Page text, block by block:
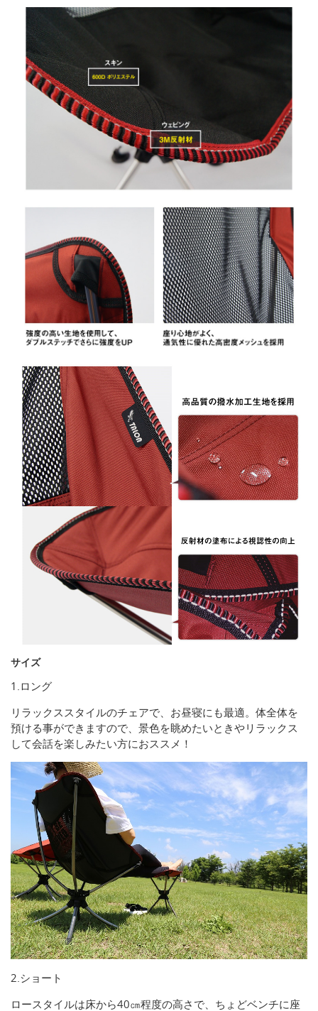
サイズ
1.ロング
リラックススタイルのチェアで、お昼寝にも最適。体全体を
預ける事ができますので、景色を眺めたいときやリラックス
して会話を楽しみたい方におススメ！
2.ショート
ロースタイルは床から40㎝程度の高さで、ちょどベンチに座